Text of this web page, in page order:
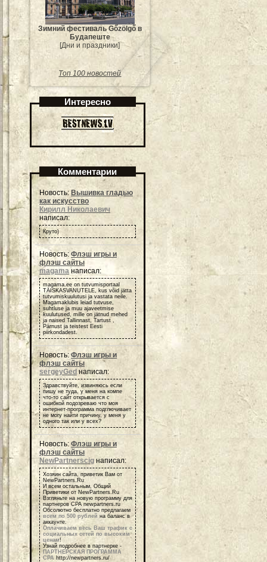
Зимний фестиваль Gőzölgő в
Будапеште
[Дни и праздники]
Топ 100 новостей
Интересно
Комментарии
Новость: Вышивка гладью
как искусство
Кирилл Николаевич
написал:
Круто)
Новость: Флэш игры и
флэш сайты
magama написал:
magama.ee on tutvumisportaal
TÄISKASVANUTELE, kus võid jätta
tutvumiskuulutusi ja vastata neile.
Magamaklubis leiad tutvuse,
suhtluse ja muu ajaveetmise
kuulutused, mille on jätnud mehed
ja naised Tallinnast, Tartust ,
Pärnust ja teistest Eesti
piirkondadest.
Новость:Флэш игры и
флэш сайты
sergeyGedнаписал:
Здравствуйте, извиняюсь если
пишу не туда, у меня на компе
что-то сайт открывается с
ошибкой подозреваю что моя
интернет-программа подглючивает
не могу найти причину, у меня у
одного так или у всех?
Новость: Флэш игры и
флэш сайты
NewPartnerscig написал:
Хозяин сайта, приветик Вам от
NewPartners.Ru
И всем остальным, Общий
Приветики от NewPartners.Ru
Взгляньте на новую программу для
партнеров СРА newpartners.ru
Обсолютно бесплатно предлагаем
всем по 500 рублей на баланс в
аккаунте.
Оплачиваем весь Ваш трафик с
социальных сетей по высоким
ценам!
Узнай подробнее в партнерке -
ПАРТНЕРСКАЯ ПРОГРАММА
СРА http://newpartners.ru/